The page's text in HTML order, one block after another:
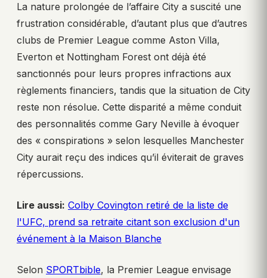
La nature prolongée de l’affaire City a suscité une
frustration considérable, d’autant plus que d’autres
clubs de Premier League comme Aston Villa,
Everton et Nottingham Forest ont déjà été
sanctionnés pour leurs propres infractions aux
règlements financiers, tandis que la situation de City
reste non résolue. Cette disparité a même conduit
des personnalités comme Gary Neville à évoquer
des « conspirations » selon lesquelles Manchester
City aurait reçu des indices qu’il éviterait de graves
répercussions.
Lire aussi: Colby Covington retiré de la liste de
l'UFC, prend sa retraite citant son exclusion d'un
événement à la Maison Blanche
Selon SPORTbible, la Premier League envisage